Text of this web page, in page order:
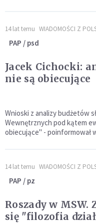
14 lat temu WIADOMOŚCI Z
PAP / psd
Jacek Cichocki:
nie są obiecujące
Wnioski z analizy budżetów
Wewnętrznych pod kątem
obiecujące" - poinformował
14 lat temu WIADOMOŚCI Z
PAP / pz
Roszady w MSW.
się "filozofia